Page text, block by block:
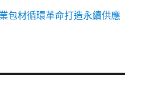
包材循環革命打造永續供應